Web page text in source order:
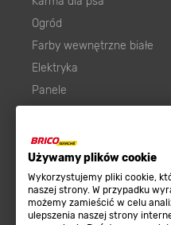
Używamy plików cookie
Wykorzystujemy pliki cookie,
naszej strony. W przypadku
możemy zamieścić w celu
ulepszenia naszej strony
Ogród
Farby wewnętrzne białe
Elektryka
Panele
Płytki
Panele podłogowe
Płyty OSB/HDF
Grabie do ogrodu